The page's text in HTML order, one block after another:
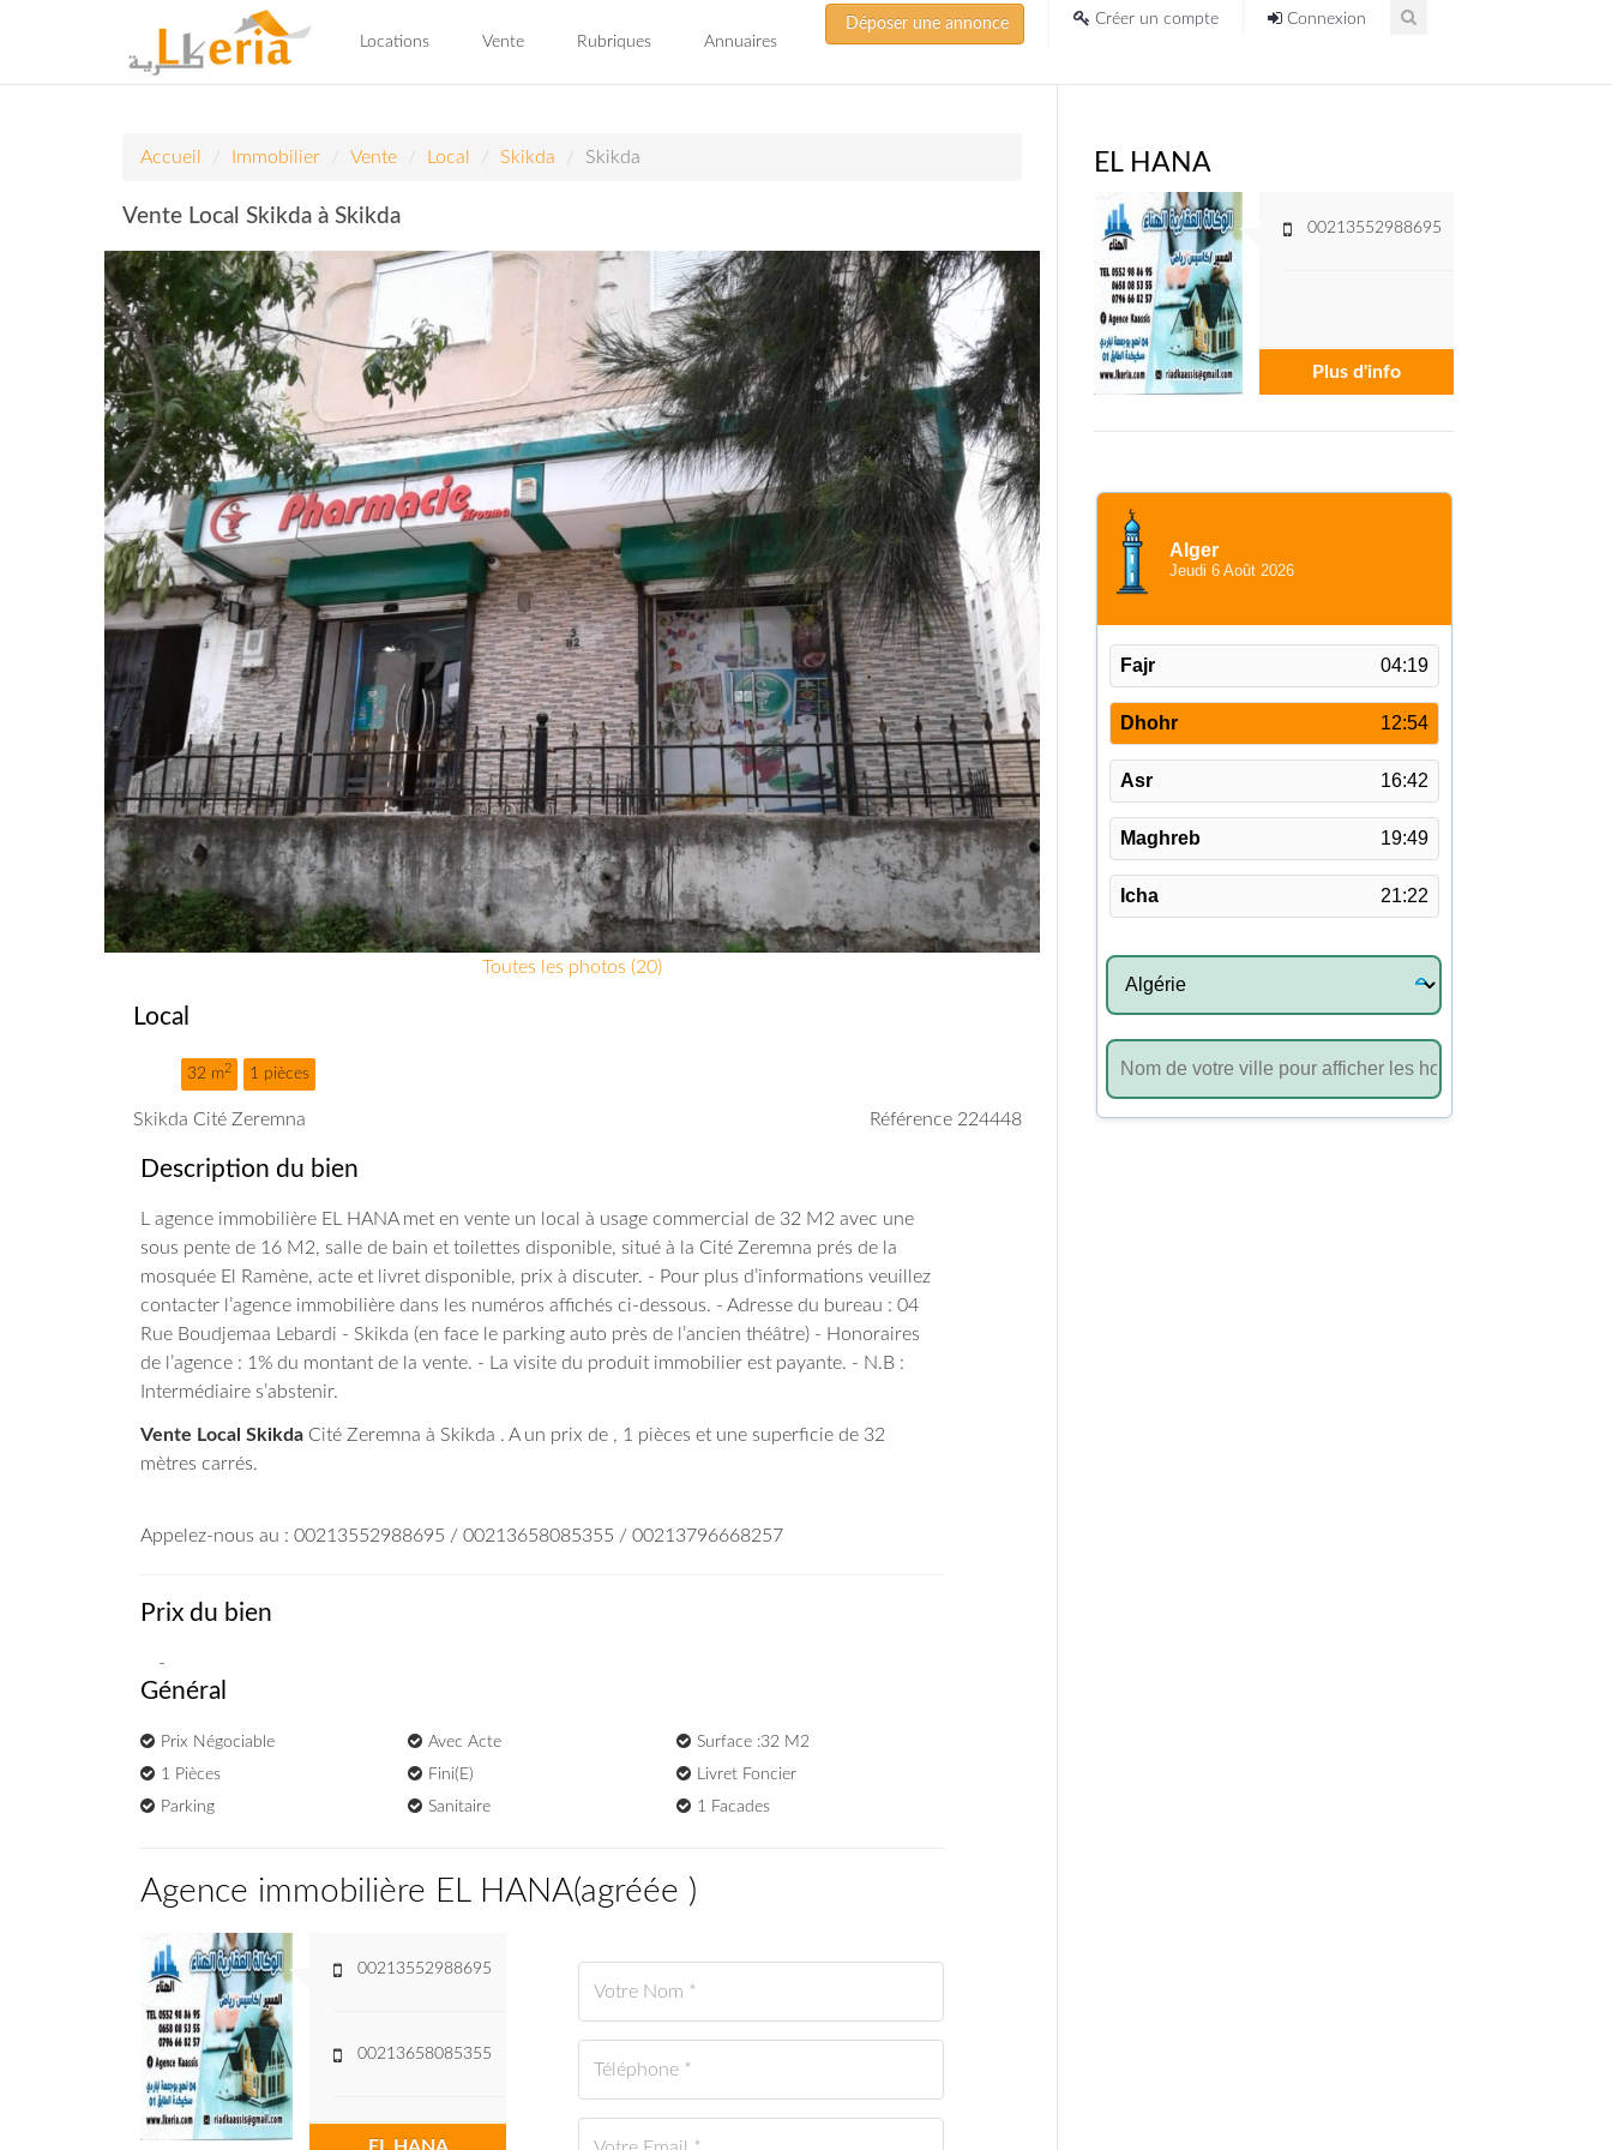
Locations Vente Rubriques Annuaires
Déposer une annonce Créer un compte Connexion
Accueil Immobilier Vente Local Skikda Skikda
Vente Local Skikda à Skikda
Toutes les photos (20)
Local
32 m2 1 pièces
Skikda Cité Zeremna Référence 224448
Description du bien
L agence immobilière EL HANA met en vente un local à usage commercial de 32 M2 avec une
sous pente de 16 M2, salle de bain et toilettes disponible, situé à la Cité Zeremna prés de la
mosquée El Ramène, acte et livret disponible, prix à discuter. - Pour plus d’informations veuillez
contacter l’agence immobilière dans les numéros affichés ci-dessous. - Adresse du bureau : 04
Rue Boudjemaa Lebardi - Skikda (en face le parking auto près de l’ancien théâtre) - Honoraires
de l’agence : 1% du montant de la vente. - La visite du produit immobilier est payante. - N.B :
Intermédiaire s’abstenir.
Vente Local Skikda Cité Zeremna à Skikda . A un prix de , 1 pièces et une superficie de 32
mètres carrés.
Appelez-nous au : 00213552988695 / 00213658085355 / 00213796668257
Prix du bien
-
Général
Prix Négociable Avec Acte
Surface :32 M2
1 Pièces
Fini(e)
Livret Foncier
Parking
Sanitaire 1 Facades
Agence immobilière EL HANA(agréée )
00213552988695
00213658085355
EL HANA
00213552988695
Plus d'info